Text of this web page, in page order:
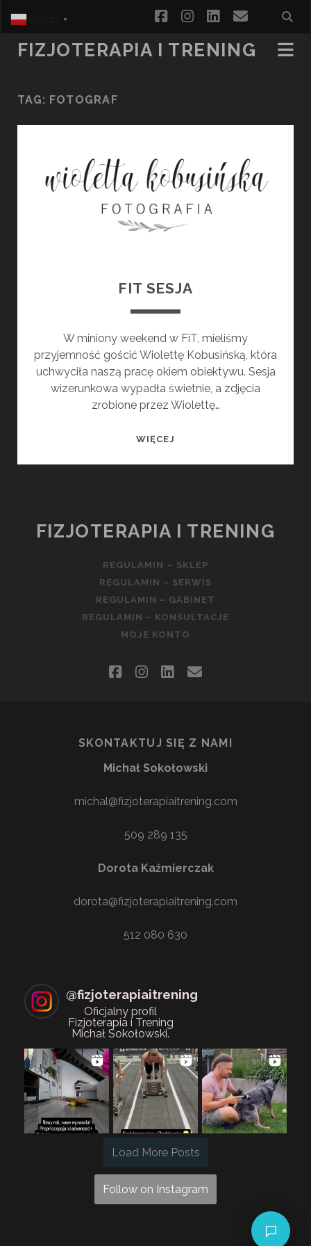
facebookinstagram
linkedinemail
FIZJOTERAPIA I TRENING
TAG: FOTOGRAF
FIT SESJA
W miniony weekend w FiT, mieliśmy
przyjemność gościć Wiolettę Kobusińską, która
uchwyciła naszą pracę okiem obiektywu. Sesja
wizerunkowa wypadła świetnie, a zdjęcia
zrobione przez Wiolettę…
WIĘCEJ
FIZJOTERAPIA I TRENING
REGULAMIN – SKLEP
REGULAMIN – SERWIS
REGULAMIN – GABINET
REGULAMIN – KONSULTACJE
MOJE KONTO
facebookinstagram
linkedin
email
SKONTAKTUJ SIĘ Z NAMI
Michał Sokołowski
michal@fizjoterapiaitrening.com
509 289 135
Dorota Kaźmierczak
dorota@fizjoterapiaitrening.com
512 080 630
@fizjoterapiaitrening
Oficjalny profil
Fizjoterapia i Trening
Michał Sokołowski.
Load More Posts
Follow on Instagram
▼